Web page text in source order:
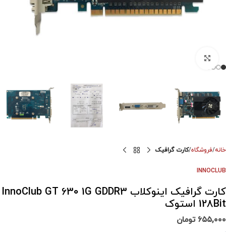
خانه فروشگاه کارت گرافیک
INNOCLUB
کارت گرافیک اینوکلاب InnoClub GT 630 1G GDDR3
128Bit استوک
۶۵۵,۰۰۰ تومان